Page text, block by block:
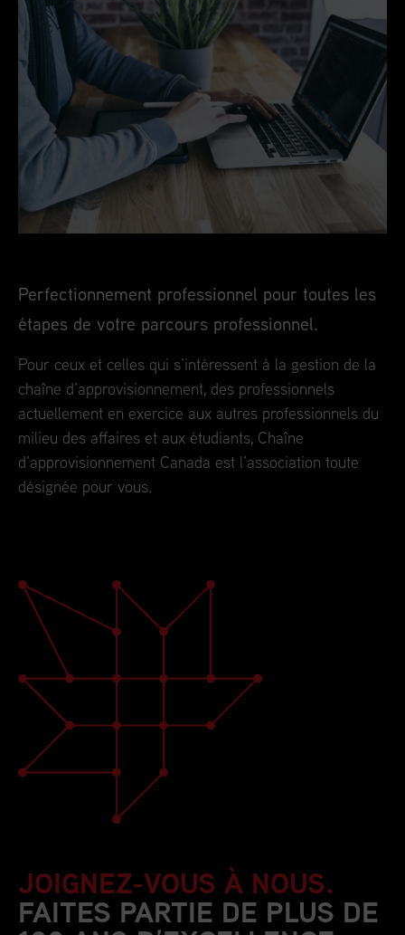
Perfectionnement professionnel pour toutes les
étapes de votre parcours professionnel.
Pour ceux et celles qui s’intéressent à la gestion de la
chaîne d’approvisionnement, des professionnels
actuellement en exercice aux autres professionnels du
milieu des affaires et aux étudiants, Chaîne
d’approvisionnement Canada est l’association toute
désignée pour vous.
JOIGNEZ-VOUS À NOUS.
FAITES PARTIE DE PLUS DE